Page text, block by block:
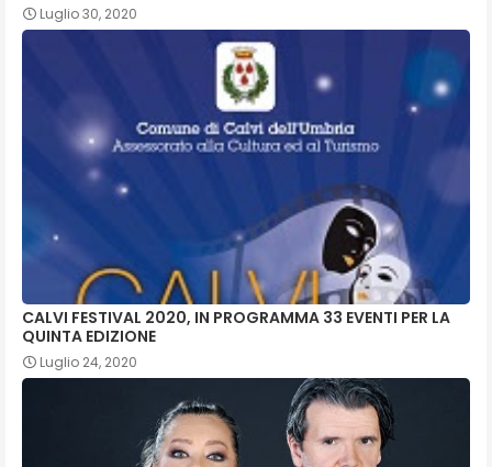
Luglio 30, 2020
CALVI FESTIVAL 2020, IN PROGRAMMA 33 EVENTI PER LA
QUINTA EDIZIONE
Luglio 24, 2020